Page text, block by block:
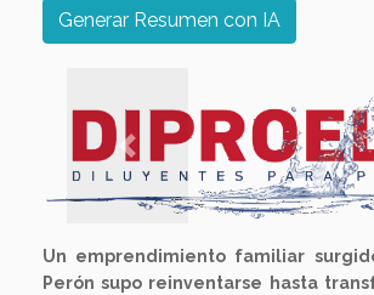
Generar Resumen con IA
Previous
Un emprendimiento familiar
Perón supo reinventarse hasta